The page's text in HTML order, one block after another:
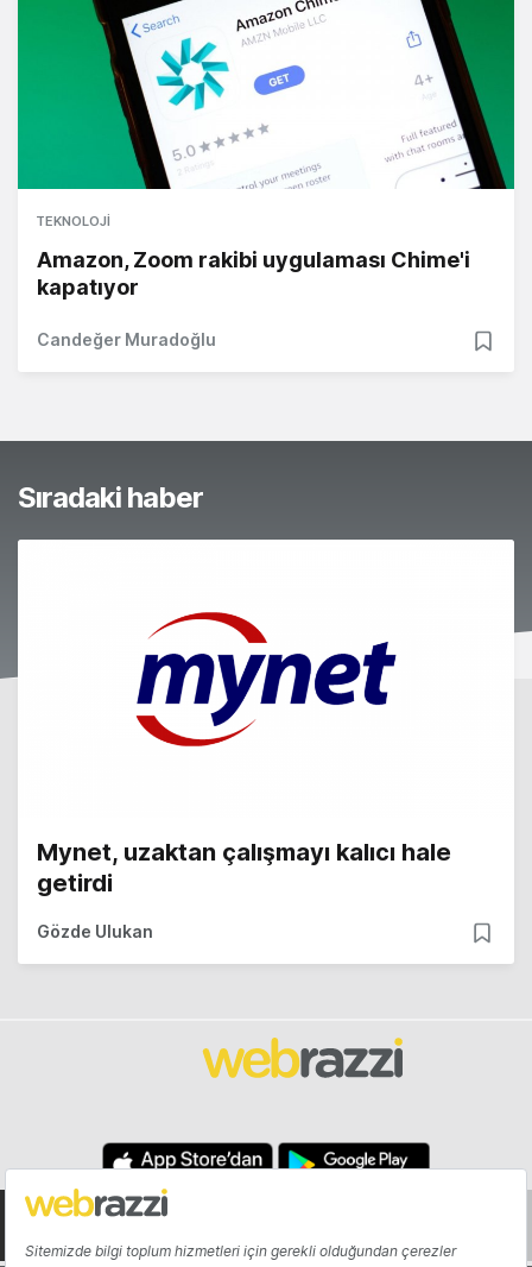
TEKNOLOJI
Amazon, Zoom rakibi uygulaması Chime'i
kapatıyor
Candeğer Muradoğlu
Sıradaki haber
Mynet, uzaktan çalışmayı kalıcı hale
getirdi
Gözde Ulukan